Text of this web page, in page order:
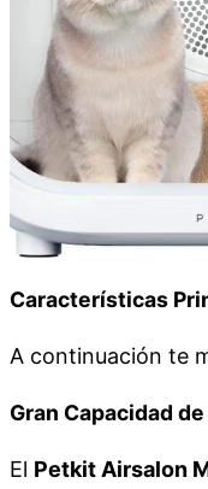
Características
A continuación te
Gran Capacidad
El Petkit Airsalon